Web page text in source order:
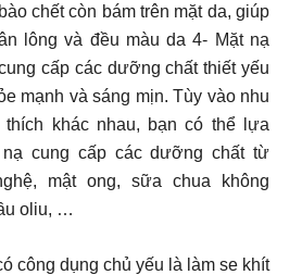
chết còn bám trên mặt da, giúp
lông và đều màu da 4- Mặt nạ
cấp các dưỡng chất thiết yếu
mạnh và sáng mịn. Tùy vào nhu
khác nhau, bạn có thể lựa
cung cấp các dưỡng chất từ
mật ong, sữa chua không
oliu, …
công dụng chủ yếu là làm se khít